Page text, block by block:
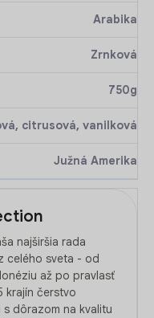
Arabika
Zrnková
750g
citrusová, vanilková
Južná Amerika
najširšia rada
celého sveta - od
až po pravlasť
krajín čerstvo
s dôrazom na kvalitu